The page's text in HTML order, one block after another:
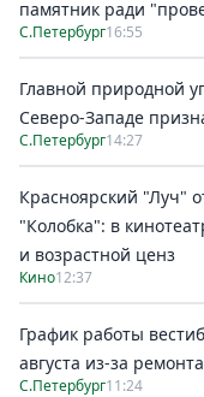
памятник ради
С.Петербург16:55
Главной природной
Северо-Западе
С.Петербург14:27
Красноярский "Луч"
"Колобка": в
и возрастной ценз
Кино12:37
График работы
августа из-за
С.Петербург11:24